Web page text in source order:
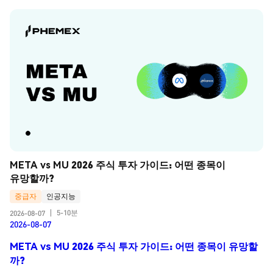
META vs MU 2026 주식 투자 가이드: 어떤 종목이
유망할까?
중급자
인공지능
2026-08-07
5-10분
2026-08-07
META vs MU 2026 주식 투자 가이드: 어떤 종목이 유망할
까?